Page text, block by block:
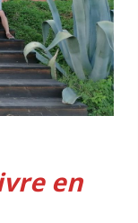
en